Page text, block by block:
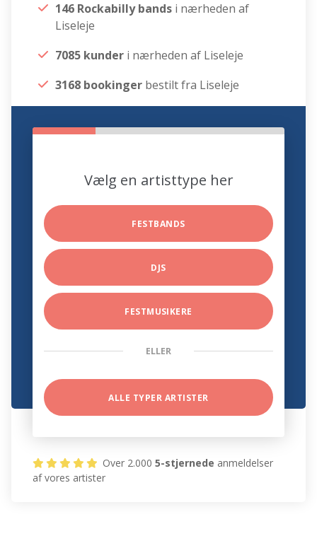
146 Rockabilly bands i nærheden af
Liseleje
7085 kunder i nærheden af Liseleje
3168 bookinger bestilt fra Liseleje
Vælg en artisttype her
FESTBANDS
DJS
FESTMUSIKERE
ELLER
ALLE TYPER ARTISTER
Over 2.0005-stjernede anmeldelser
af vores artister